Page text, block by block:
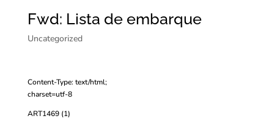
Fwd: Lista de embarque
Uncategorized
Content-Type: text/html;
charset=utf-8
ART1469 (1)